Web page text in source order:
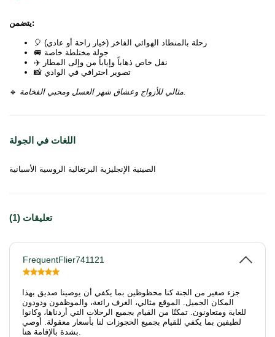
يتضمن:
🎈 رحلة بالمنطاد الهوائي الفاخر (خيار راحة أو عادي)
🚐 جولة مختلطة خاصة
✈️ نقل خاص ذهاباً وإياباً من وإلى المطار
📸 تصوير احترافي في الوادي
🔹 مثالي للأزواج وعشاق شهر العسل ومحبي الفخامة.
اللغات في الجولة
الصينية الإنجليزية البرتغالية الروسية الأسبانية
تعليقات (1)
FrequentFlier741121
جزء صغير من الجنة كنا محظوظين بما يكفي أن يوصينا صديق بهذا
المكان الجميل. الموقع مثالي، الغرف رائعة، والموظفون ودودون
للغاية ومتعاونون. تمكنّا من القيام بجميع الرحلات التي أردناها، وكانوا
لطيفين بما يكفي للقيام بجميع الحجوزات لنا بأسعار معقولة. أوصي
بشدة بالإقامة هنا.